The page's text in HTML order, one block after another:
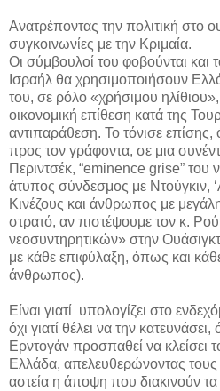
Ανατρέποντας την πολιτική στο
συγκοινωνίες με την Κριμαία.
Οι σύμβουλοί του φοβούνται και
Ισραήλ θα χρησιμοποιήσουν
του, σε ρόλο «χρήσιμου
οικονομική επίθεση κατά της
αντιπαράθεση. Το τόνισε
προς τον γράφοντα, σε μια
Περιντσέκ, “eminence grise” του
άτυπος σύνδεσμος με Ντούγκιν,
Κινέζους και άνθρωπος με
στρατό, αν πιστέψουμε τον κ.
νεοσυντηρητικών» στην
με κάθε επιφύλαξη, όπως και
άνθρωπος).
Είναι γιατί υπολογίζει στο
όχι γιατί θέλει να την
Ερντογάν προσπαθεί να κλείσει
Ελλάδα, απελευθερώνοντας τους
αστεία η άποψη που διακινούν